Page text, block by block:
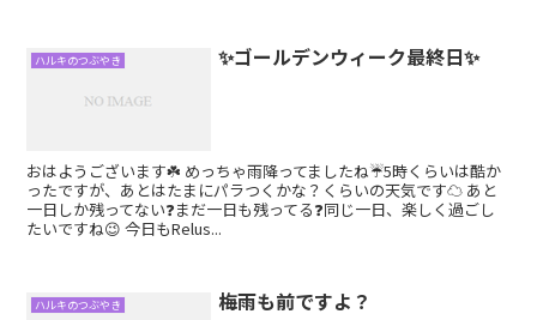
ハルキのつぶやき ✨ゴールデンウィーク最終日✨
おはようございます☘️ めっちゃ雨降ってましたね☔5時くらいは酷か
ったですが、あとはたまにパラつくかな？くらいの天気です☁ あと
一日しか残ってない❓まだ一日も残ってる❓同じ一日、楽しく過ごし
たいですね😉 今日もRelus...
ハルキのつぶやき 梅雨も前ですよ？